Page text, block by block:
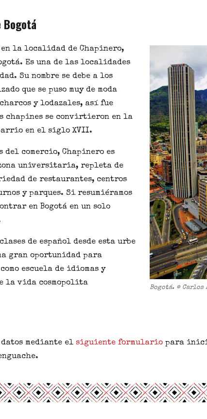
Bogotá
Bogotá. © Carlos
en la localidad de Chapinero,
Es una de las localidades
Su nombre se debe a los
que se puso muy de moda
y lodazales, así fue
chapines se convirtieron en la
en el siglo XVII.
del comercio, Chapinero es
universitaria, repleta de
de restaurantes, centros
y parques. Si resumiéramos
en Bogotá en un solo
de español desde esta urbe
gran oportunidad para
escuela de idiomas y
la vida cosmopolita
datos mediante el siguiente formulario para